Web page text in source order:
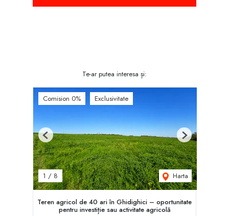
Te-ar putea interesa și:
Comision 0% Exclusivitate
1 / 8 Harta
Previous Next
Teren agricol de 40 ari în Ghidighici – oportunitate
pentru investiție sau activitate agricolă